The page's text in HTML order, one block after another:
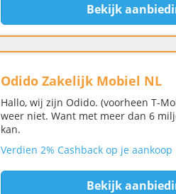
Bekijk
Odido Zakelijk Mobiel NL
Hallo, wij zijn Odido. (voorheen T-
weer niet. Want met meer dan 6
kan.
Verdien 2% Cashback op je aankoop
Bekijk